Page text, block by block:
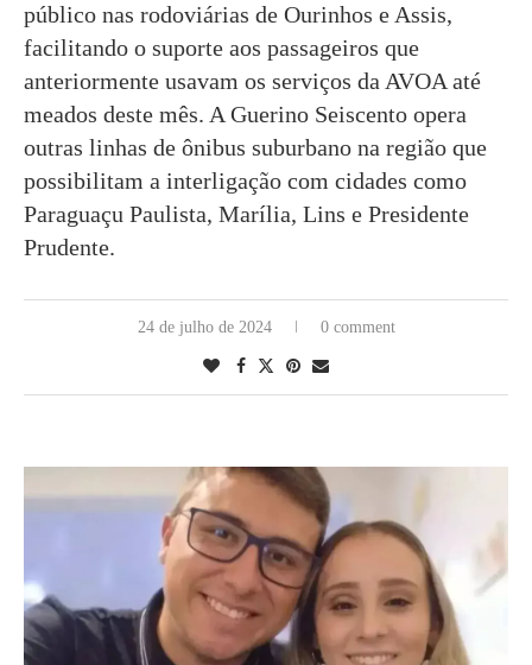
público nas rodoviárias de Ourinhos e Assis,
facilitando o suporte aos passageiros que
anteriormente usavam os serviços da AVOA até
meados deste mês. A Guerino Seiscento opera
outras linhas de ônibus suburbano na região que
possibilitam a interligação com cidades como
Paraguaçu Paulista, Marília, Lins e Presidente
Prudente.
24 de julho de 2024 0 comment